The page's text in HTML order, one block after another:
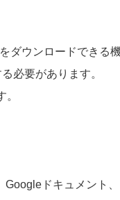
ウンロードできる
必要があります。
ドキュメント